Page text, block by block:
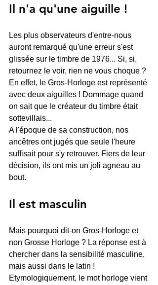
Il n'a qu'une aiguille !
Les plus observateurs d'entre-nous
auront remarqué qu'une erreur s'est
glissée sur le timbre de 1976... Si, si,
retournez le voir, rien ne vous choque ?
En effet, le Gros-Horloge est représenté
avec deux aiguilles ! Dommage quand
on sait que le créateur du timbre était
sottevillais...
A l'époque de sa construction, nos
ancêtres ont jugés que seule l'heure
suffisait pour s'y retrouver. Fiers de leur
décision, ils ont mis un joli agneau au
bout.
Il est masculin
Mais pourquoi dit-on Gros-Horloge et
non Grosse Horloge ? La réponse est à
chercher dans la sensibilité masculine,
mais aussi dans le latin !
Etymologiquement, le mot horloge vient